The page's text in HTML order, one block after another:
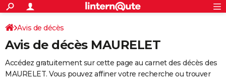
ACTUALITÉS
Politique
Société
Faits Divers
Education
Monde
Villes
+
SPORT
Coupe du monde 2026
Football
Tennis
Cyclisme
Rugby
Forum
Programme TV
TNT
Streaming
Cinéma
Sorties cinéma
Musique
+
FINANCE
Avis de décès
Avis de décès MAURELET
Accédez gratuitement sur cette page au carnet des décès des
MAURELET. Vous pouvez affiner votre recherche ou trouver